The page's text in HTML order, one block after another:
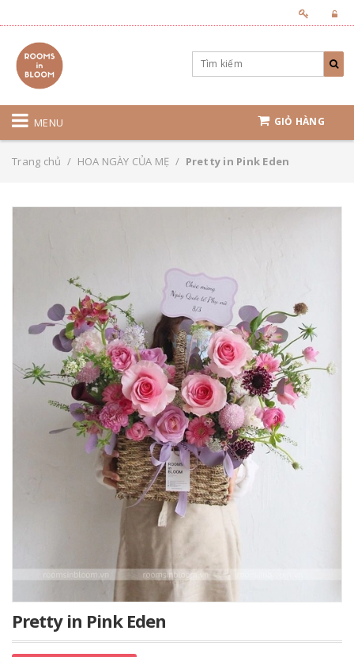
MENU GIỎ HÀNG
Trang chủ / HOA NGÀY CỦA MẸ / Pretty in Pink Eden
Pretty in Pink Eden